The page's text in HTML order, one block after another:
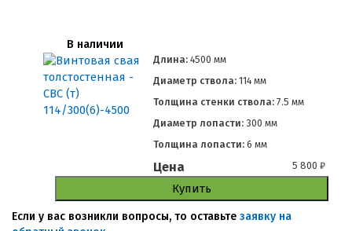
В наличии
Длина:4500 мм
Диаметр ствола:114 мм
Толщина стенки ствола:7.5 мм
Диаметр лопасти:300 мм
Толщина лопасти:6 мм
Цена 5 800₽
Купить
Если у вас возникли вопросы, то оставьте заявку на